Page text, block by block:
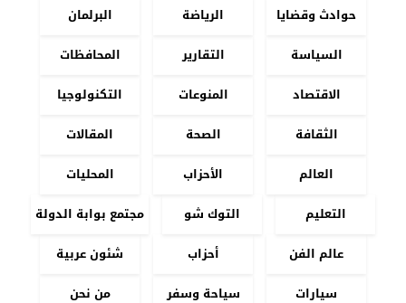
حوادث وقضايا
الرياضة
البرلمان
السياسة
التقارير
المحافظات
الاقتصاد
المنوعات
التكنولوجيا
الثقافة
الصحة
المقالات
العالم
الأحزاب
المحليات
التعليم
التوك شو
مجتمع بوابة الدولة
عالم الفن
أحزاب
شئون عربية
سيارات
سياحة وسفر من نحن